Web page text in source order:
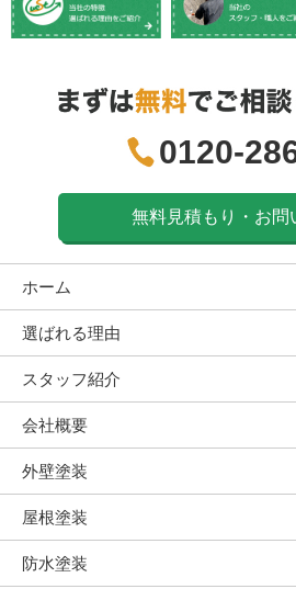
0120-
無料見積もり・お問
ホーム
選ばれる理由
スタッフ紹介
会社概要
外壁塗装
屋根塗装
防水塗装